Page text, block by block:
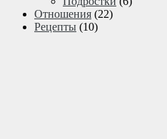
Отношения (22)
Рецепты (10)